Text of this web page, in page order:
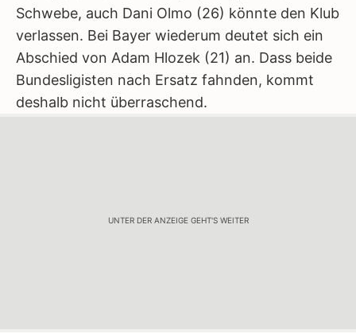
Schwebe, auch Dani Olmo (26) könnte den Klub
verlassen. Bei Bayer wiederum deutet sich ein
Abschied von Adam Hlozek (21) an. Dass beide
Bundesligisten nach Ersatz fahnden, kommt
deshalb nicht überraschend.
UNTER DER ANZEIGE GEHT'S WEITER